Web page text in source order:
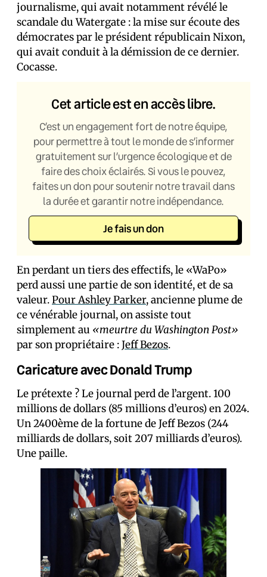
journalisme, qui avait notamment révélé le
scandale du Watergate : la mise sur écoute des
démocrates par le président républicain Nixon,
qui avait conduit à la démission de ce dernier.
Cocasse.
Cet article est en accès libre.
C’est un engagement fort de notre équipe,
pour permettre à tout le monde de s’informer
gratuitement sur l’urgence écologique et de
faire des choix éclairés. Si vous le pouvez,
faites un don pour soutenir notre travail dans
la durée et garantir notre indépendance.
Je fais un don
En perdant un tiers des effectifs, le «WaPo»
perd aussi une partie de son identité, et de sa
valeur.Pour Ashley Parker, ancienne plume de
ce vénérable journal, on assiste tout
simplement au «meurtre du Washington Post»
par son propriétaire :Jeff Bezos.
Caricature avec Donald Trump
Le prétexte ? Le journal perd de l’argent. 100
millions de dollars (85 millions d’euros) en 2024.
Un 2400ème de la fortune de Jeff Bezos (244
milliards de dollars, soit 207 milliards d’euros).
Une paille.